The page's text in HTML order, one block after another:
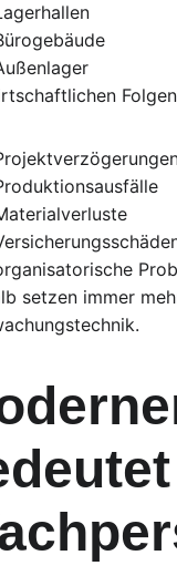
setzen immer